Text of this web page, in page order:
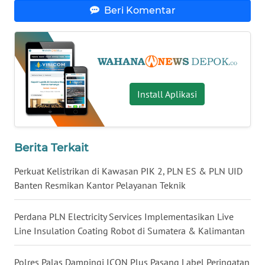
Beri Komentar
Install Aplikasi
Berita Terkait
Perkuat Kelistrikan di Kawasan PIK 2, PLN ES & PLN UID
Banten Resmikan Kantor Pelayanan Teknik
Perdana PLN Electricity Services Implementasikan Live
Line Insulation Coating Robot di Sumatera & Kalimantan
Polres Palas Dampingi ICON Plus Pasang Label Peringatan
KALSEL
WN
KALTIM
WN
WN
GORONTALO
WN
SULUT
WN